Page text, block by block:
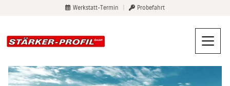
Werkstatt-Termin Probefahrt